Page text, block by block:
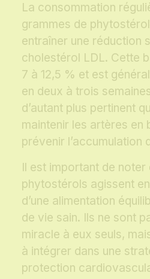
La consommation
grammes de
entraîner une réduction
cholestérol LDL. Cette
7 à 12,5 % et est
en deux à trois
d’autant plus pertinent
maintenir les artères en
prévenir l’accumulation
Il est important de noter
phytostérols agissent
d’une alimentation
de vie sain. Ils ne sont
miracle à eux seuls,
à intégrer dans une
protection